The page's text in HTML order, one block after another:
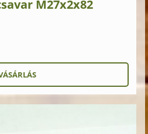
M27x2x82